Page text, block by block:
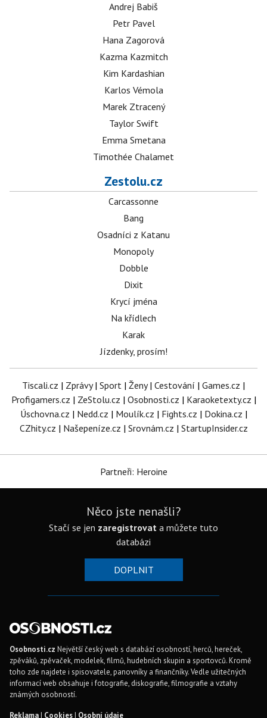
Andrej Babiš
Petr Pavel
Hana Zagorová
Kazma Kazmitch
Kim Kardashian
Karlos Vémola
Marek Ztracený
Taylor Swift
Emma Smetana
Timothée Chalamet
Zestolu.cz
Carcassonne
Bang
Osadníci z Katanu
Monopoly
Dobble
Dixit
Krycí jména
Na křídlech
Karak
Jízdenky, prosím!
Tiscali.cz | Zprávy| Sport | Ženy| Cestování | Games.cz |
Profigamers.cz | ZeStolu.cz | Osobnosti.cz | Karaoketexty.cz |
Úschovna.cz | Nedd.cz | Moulík.cz | Fights.cz | Dokina.cz |
CZhity.cz | Našepeníze.cz | Srovnám.cz | StartupInsider.cz
Partneři: Heroine
Něco jste nenašli?
Stačí se jen zaregistrovat a můžete tuto
databázi
DOPLNIT
Osobnosti.cz Největší český web s databází osobností, herců, hereček,
zpěváků, zpěvaček, modelek, filmů, hudebních skupin a sportovců. Kromě
toho zde najdete i spisovatele, panovníky a finančníky. Vedle užitečných
informací web obsahuje i fotografie, diskografie, filmografie a vztahy
známých osobností.
Reklama| Cookies| Osobní údaje